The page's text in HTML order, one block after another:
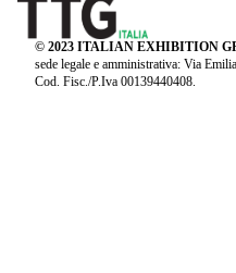
© 2023 ITALIAN EXHIBITION
sede legale e amministrativa: Via
Cod. Fisc./P.Iva 00139440408.